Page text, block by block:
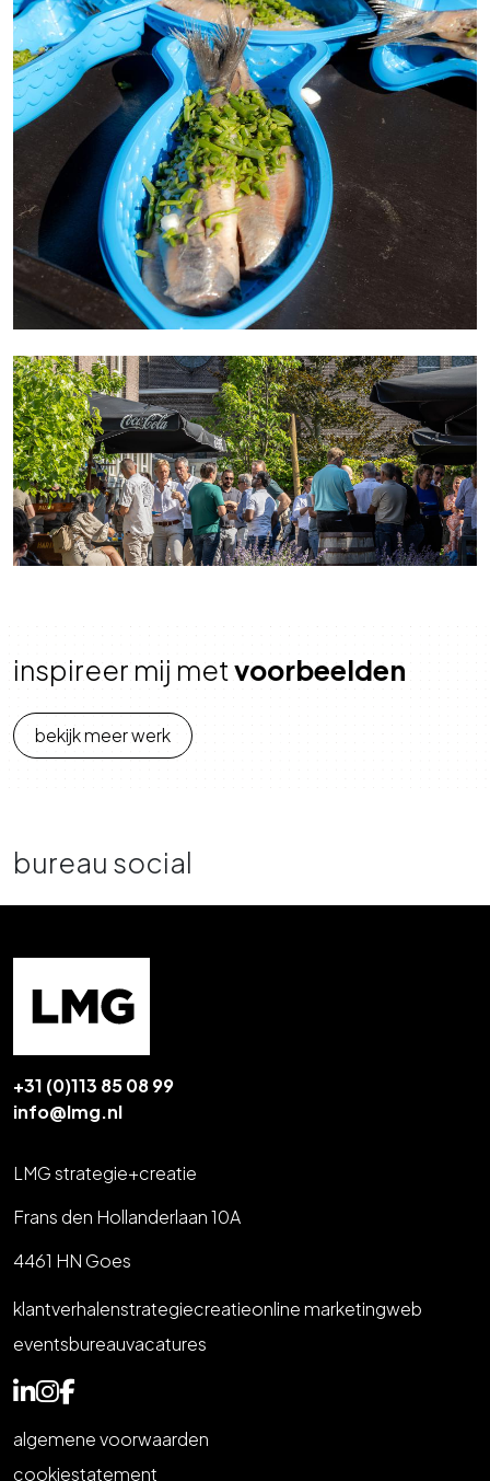
inspireer mij metvoorbeelden
bekijk meer werk
bureau social
+31 (0)113 85 08 99
info@lmg.nl
LMG strategie+creatie
Frans den Hollanderlaan 10A
4461 HN Goes
klantverhalenstrategiecreatieonline marketingweb
eventsbureauvacatures
algemene voorwaarden
cookiestatement